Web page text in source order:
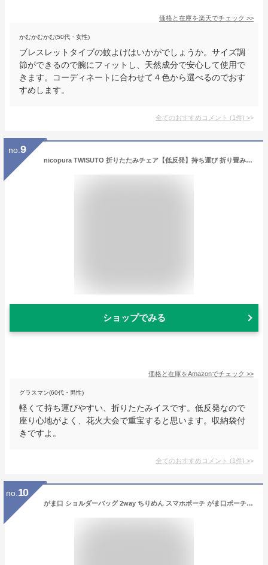
価格と在庫を楽天でチェック >>
かむかむかむ(50代・女性)
ブレスレットタイプの蚊よけはいかがでしょうか。サイズ調
節ができるので腕にフィットし、天然成分で安心して使用で
きます。コーディネートに合わせて４色から選べるのでおす
すめします。
全てのおすすめコメント (1件) >
no. 9
nicopura TWISUTO 折りたたみチェア【低反発】持ち運び 折り畳み 椅子 ミニ コンパクト 軽量 パレード 災害 低反発 収納袋付 耐荷重90kg 超軽量450g ブラック
ショップでみる
価格と在庫をAmazonでチェック >>
グラスマン(60代・男性)
軽くて持ち運びやすい、折りたたみイスです。低反発なので
座り心地がよく、花火大会で重宝すると思います。収納袋付
きですよ。
全てのおすすめコメント (1件) >
no. 10
がま口 ショルダーバッグ 2way ちりめん スマホポーチ がま口ポーチ がま口バッグ ご朱印帳バッグ ご朱印帳ケース ポシェット 鞄 カバン 肩掛け 斜めがけ スマート 小さい 和風 和柄 花柄 可愛い レディース 散歩 旅行 祭り ギフト プレゼント